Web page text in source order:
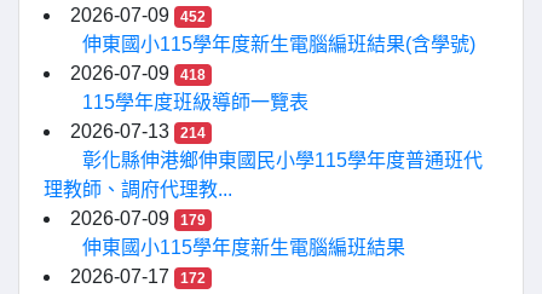
2026-07-09
452
伸東國小115學年度新生電腦編班結果(含學號)
2026-07-09
418
115學年度班級導師一覽表
2026-07-13
214
彰化縣伸港鄉伸東國民小學115學年度普通班代
理教師、調府代理教...
2026-07-09
179
伸東國小115學年度新生電腦編班結果
2026-07-17
172